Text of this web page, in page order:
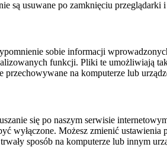
są usuwane po zamknięciu
sobie informacji
funkcji. Pliki te umożliwiają
przechowywane na komputerze lub
się po naszym serwisie
wyłączone. Możesz zmienić
sposób na komputerze lub innym